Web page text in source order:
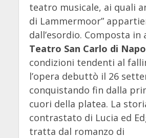
teatro musicale, ai quali
di Lammermoor”
dall’esordio. Composta in
Teatro San Carlo di
condizioni tendenti al
l’opera debuttò il 26
conquistando fin dalla
cuori della platea. La
contrastato di Lucia ed
tratta dal romanzo di